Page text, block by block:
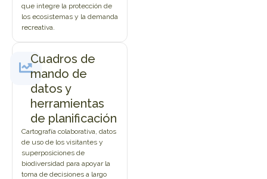
que integre la protección de
los ecosistemas y la demanda
recreativa.
Cuadros de
mando de
datos y
herramientas
de planificación
Cartografía colaborativa, datos
de uso de los visitantes y
superposiciones de
biodiversidad para apoyar la
toma de decisiones a largo